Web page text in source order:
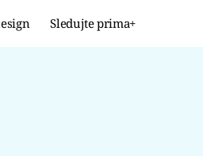
Sledujte prima+